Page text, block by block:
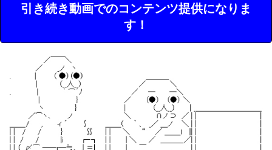
引き続き動画でのコンテンツ提供になりま
す！